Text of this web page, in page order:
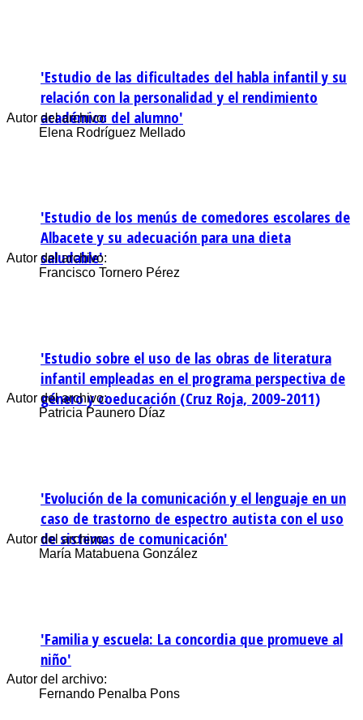
'Estudio de las dificultades del habla infantil y su
relación con la personalidad y el rendimiento
académico del alumno'
Autor del archivo:
Elena Rodríguez Mellado
'Estudio de los menús de comedores escolares de
Albacete y su adecuación para una dieta
saludable'
Autor del archivo:
Francisco Tornero Pérez
'Estudio sobre el uso de las obras de literatura
infantil empleadas en el programa perspectiva de
género y coeducación (Cruz Roja, 2009-2011)
Autor del archivo:
Patricia Paunero Díaz
'Evolución de la comunicación y el lenguaje en un
caso de trastorno de espectro autista con el uso
de sistemas de comunicación'
Autor del archivo:
María Matabuena González
'Familia y escuela: La concordia que promueve al
niño'
Autor del archivo:
Fernando Penalba Pons